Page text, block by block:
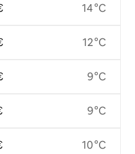
14 °C
12 °C
9 °C
9 °C
10 °C